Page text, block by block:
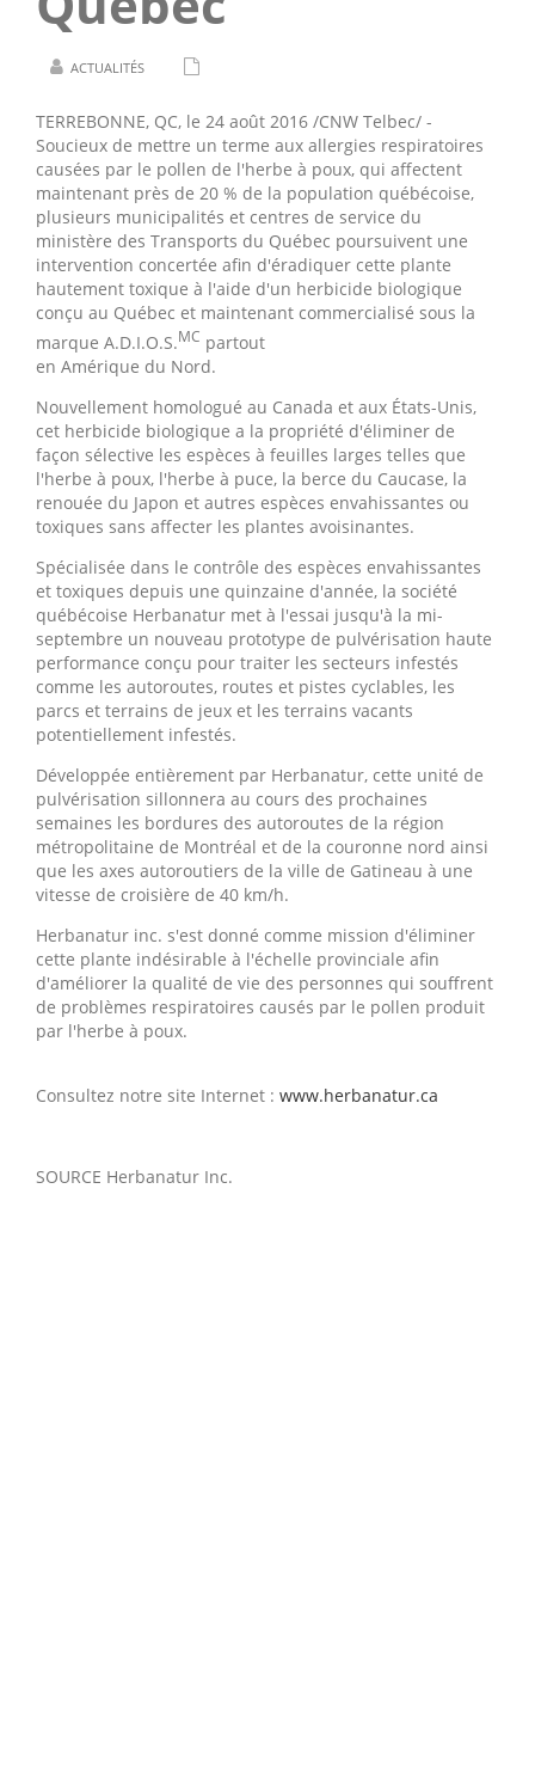
ACTUALITÉS
TERREBONNE, QC, le 24 août 2016 /CNW Telbec/ -
Soucieux de mettre un terme aux allergies respiratoires
causées par le pollen de l'herbe à poux, qui affectent
maintenant près de 20 % de la population québécoise,
plusieurs municipalités et centres de service du
ministère des Transports du Québec poursuivent une
intervention concertée afin d'éradiquer cette plante
hautement toxique à l'aide d'un herbicide biologique
conçu au Québec et maintenant commercialisé sous la
marque A.D.I.O.S.MC partout
en Amérique du Nord.
Nouvellement homologué au Canada et aux États-Unis,
cet herbicide biologique a la propriété d'éliminer de
façon sélective les espèces à feuilles larges telles que
l'herbe à poux, l'herbe à puce, la berce du Caucase, la
renouée du Japon et autres espèces envahissantes ou
toxiques sans affecter les plantes avoisinantes.
Spécialisée dans le contrôle des espèces envahissantes
et toxiques depuis une quinzaine d'année, la société
québécoise Herbanatur met à l'essai jusqu'à la mi-
septembre un nouveau prototype de pulvérisation haute
performance conçu pour traiter les secteurs infestés
comme les autoroutes, routes et pistes cyclables, les
parcs et terrains de jeux et les terrains vacants
potentiellement infestés.
Développée entièrement par Herbanatur, cette unité de
pulvérisation sillonnera au cours des prochaines
semaines les bordures des autoroutes de la région
métropolitaine de Montréal et de la couronne nord ainsi
que les axes autoroutiers de la ville de Gatineau à une
vitesse de croisière de 40 km/h.
Herbanatur inc. s'est donné comme mission d'éliminer
cette plante indésirable à l'échelle provinciale afin
d'améliorer la qualité de vie des personnes qui souffrent
de problèmes respiratoires causés par le pollen produit
par l'herbe à poux.
Consultez notre site Internet : www.herbanatur.ca
SOURCE Herbanatur Inc.